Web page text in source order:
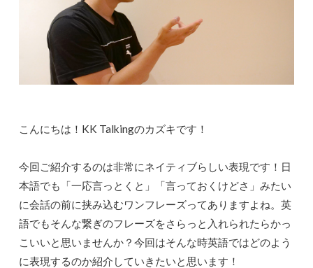
こんにちは！KK Talkingのカズキです！
今回ご紹介するのは非常にネイティブらしい表現です！日
本語でも「一応言っとくと」「言っておくけどさ」みたい
に会話の前に挟み込むワンフレーズってありますよね。英
語でもそんな繋ぎのフレーズをさらっと入れられたらかっ
こいいと思いませんか？今回はそんな時英語ではどのよう
に表現するのか紹介していきたいと思います！